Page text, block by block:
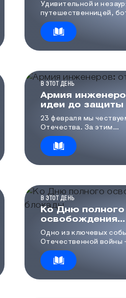
Удивительной и
путешественницей,
одной из самых
женщин-учёных в
отечественной науки
Ольга Александровна
КАТЕГОРИЯ МЕДИА
В ЭТОТ ДЕНЬ
Армия
идеи до защиты
23 февраля мы
Отечества. За этим
словосочетанием
пехотинцев, моряков и
есть и другие люди,
защищают нас своей
КАТЕГОРИЯ МЕДИА
В ЭТОТ ДЕНЬ
Ко Дню полного
освобождения
Ленинграда от
фашистской
Одно из ключевых
Отечественной войны
снятие 872-дневной
Ленинграда, которое
27 января 1944 года в
операции «Январский